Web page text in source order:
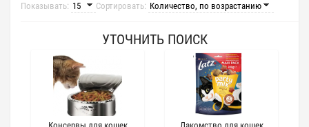
Показывать: Сортировать:
УТОЧНИТЬ ПОИСК